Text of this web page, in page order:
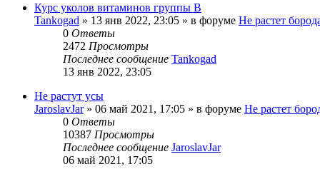
Курс уколов витаминов группы B
Tankogad » 13 янв 2022, 23:05 » в форуме Не растет
0 Ответы
2472 Просмотры
Последнее сообщение Tankogad
13 янв 2022, 23:05
Не растут усы
JaroslavJar» 06 май 2021, 17:05 » в форуме Не растет
0 Ответы
10387 Просмотры
Последнее сообщение JaroslavJar
06 май 2021, 17:05